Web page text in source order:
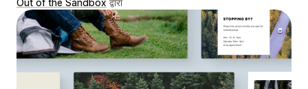
Out of the Sandbox द्वारा